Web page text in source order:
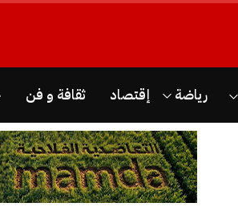
رياضة إقتصاد ثقافة و فن